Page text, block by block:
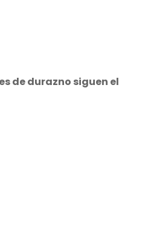
de durazno siguen el